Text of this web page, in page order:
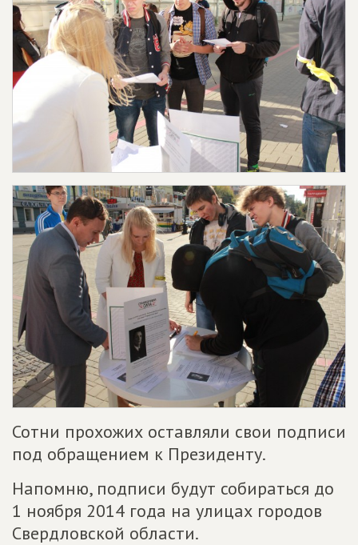
Сотни прохожих оставляли свои подписи
под обращением к Президенту.
Напомню, подписи будут собираться до
1 ноября 2014 года на улицах городов
Свердловской области.